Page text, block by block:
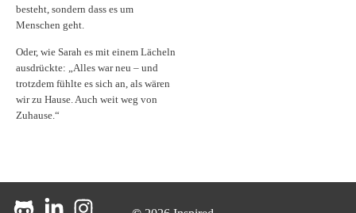
besteht, sondern dass es um
Menschen geht.
Oder, wie Sarah es mit einem Lächeln
ausdrückte: „Alles war neu – und
trotzdem fühlte es sich an, als wären
wir zu Hause. Auch weit weg von
Zuhause.“